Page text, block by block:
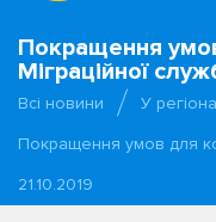
Покращення
Міграційної
Всі новини
У
Покращення умов для
21.10.2019